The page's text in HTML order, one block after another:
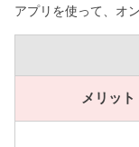
アプリを使って、オ
メリット